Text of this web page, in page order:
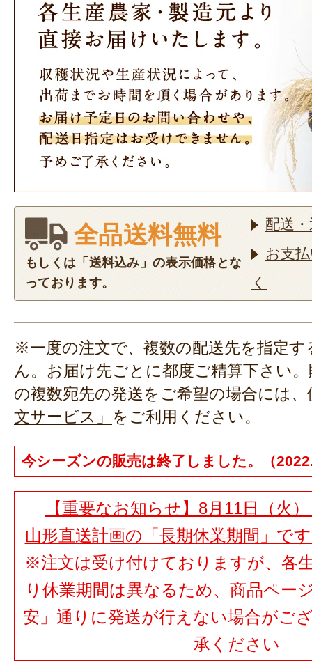
全品送料無料
もしくは「送料込み」の表示価格とな
っております。
配送
お支
く
※一度の注文で、複数の配送先を指定
ん。お届け先ごとに都度ご精算下さい
の複数宛先の発送をご希望の場合には、
文サービス」 をご利用ください。
今シーズンの販売は終了しました。（
【重要なお知らせ】8月11日（火
山形直送計画の「長期休業期間」で
※注文は受け付けておりますが、各
り休業期間は異なるため、商品ペー
安」通りに発送が行えない場合がご
承ください